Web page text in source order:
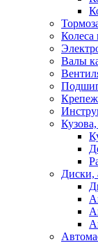
Валы
Диски,